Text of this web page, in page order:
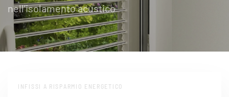
nell’isolamento acustico
INFISSI A RISPARMIO ENERGETICO